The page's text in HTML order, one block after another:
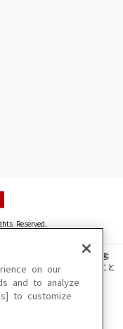
Reserved.
動画・音声等を、手段や形態
転載、ファイル化などすること
場合があります。
合があります。
on our
and to analyze
to customize